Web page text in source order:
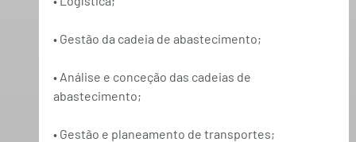
• Gestão da cadeia de abastecimento;
• Análise e conceção das cadeias de
abastecimento;
• Gestão e planeamento de transportes;